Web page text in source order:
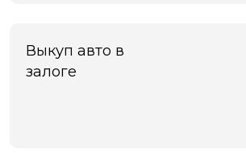
Выкуп авто в
залоге